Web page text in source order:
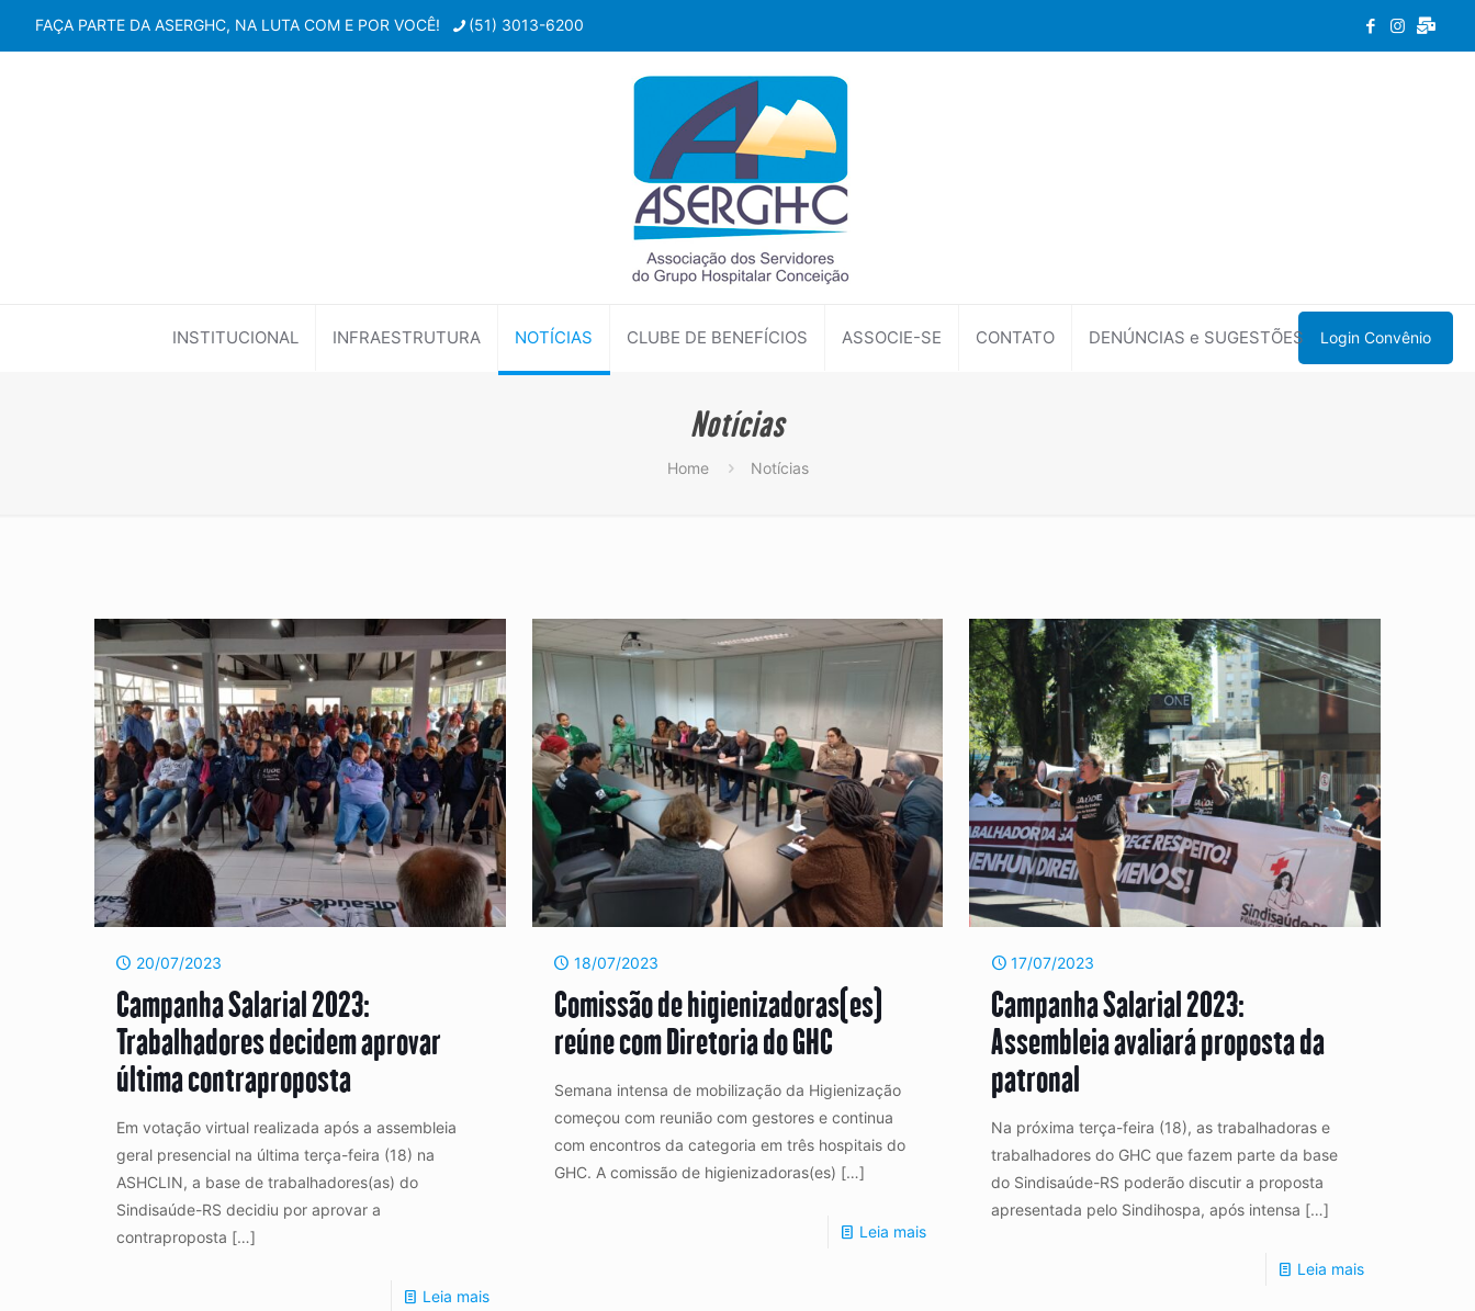
FAÇA PARTE DA ASERGHC, NA LUTA COM E POR VOCÊ! (51) 3013-6200
INSTITUCIONAL INFRAESTRUTURA NOTÍCIAS CLUBE DE BENEFÍCIOS ASSOCIE-SE CONTATO DENÚNCIAS e SUGESTÕES Login Convênio
Notícias
Home Notícias
20/07/2023
Campanha Salarial 2023:
Trabalhadores decidem aprovar
última contraproposta
Em votação virtual realizada após a assembleia
geral presencial na última terça-feira (18) na
ASHCLIN, a base de trabalhadores(as) do
Sindisaúde-RS decidiu por aprovar a
contraproposta […]
Leia mais
18/07/2023
Comissão de higienizadoras(es)
reúne com Diretoria do GHC
Semana intensa de mobilização da Higienização
começou com reunião com gestores e continua
com encontros da categoria em três hospitais do
GHC. A comissão de higienizadoras(es) […]
Leia mais
17/07/2023
Campanha Salarial 2023:
Assembleia avaliará proposta da
patronal
Na próxima terça-feira (18), as trabalhadoras e
trabalhadores do GHC que fazem parte da base
do Sindisaúde-RS poderão discutir a proposta
apresentada pelo Sindihospa, após intensa […]
Leia mais